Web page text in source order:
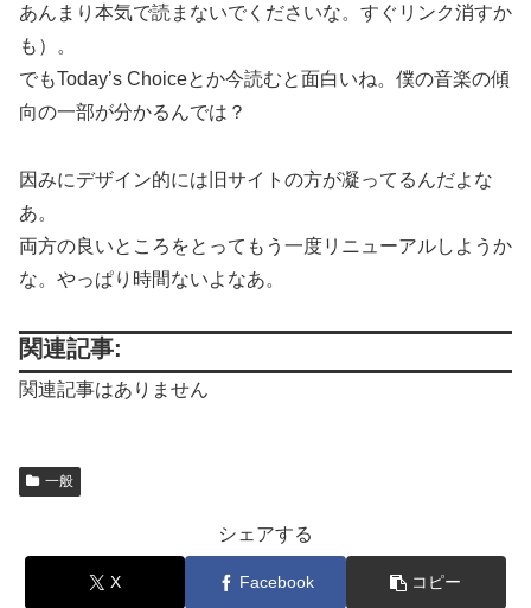
あんまり本気で読まないでくださいな。すぐリンク消すか
も）。
でもToday’s Choiceとか今読むと面白いね。僕の音楽の傾
向の一部が分かるんでは？
因みにデザイン的には旧サイトの方が凝ってるんだよな
あ。
両方の良いところをとってもう一度リニューアルしようか
な。やっぱり時間ないよなあ。
関連記事:
関連記事はありません
一般
シェアする
X Facebook コピー